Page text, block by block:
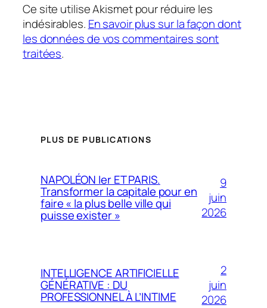
Ce site utilise Akismet pour réduire les
indésirables. En savoir plus sur la façon dont
les données de vos commentaires sont
traitées.
PLUS DE PUBLICATIONS
NAPOLÉON Ier ET PARIS.
Transformer la capitale pour en
faire « la plus belle ville qui
puisse exister »
9
juin
2026
INTELLIGENCE ARTIFICIELLE
GÉNÉRATIVE : DU
PROFESSIONNEL À L’INTIME
2
juin
2026